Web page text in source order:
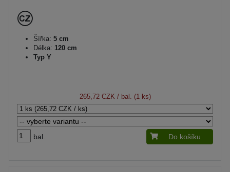
Šířka: 5 cm
Délka: 120 cm
Typ Y
265,72 CZK / bal. (1 ks)
bal. Do košíku